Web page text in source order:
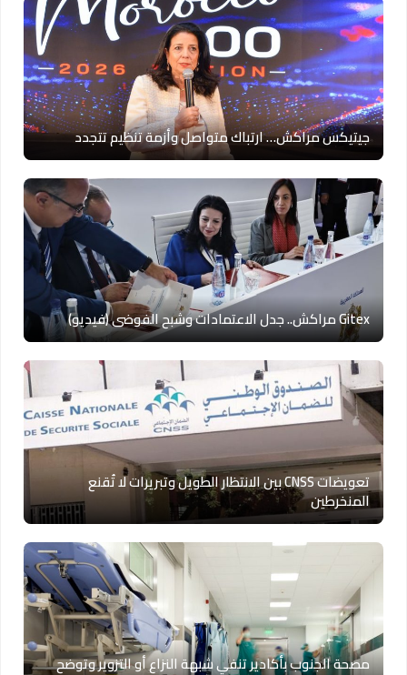
جيتيكس مراكش… ارتباك متواصل وأزمة تنظيم تتجدد
Gitex مراكش.. جدل الاعتمادات وشبح الفوضى (فيديو)
تعويضات CNSS بين الانتظار الطويل وتبريرات لا تُقنع
المنخرطين
مصحة الجنوب بأكادير تنفي شبهة النزاع أو التزوير وتوضح